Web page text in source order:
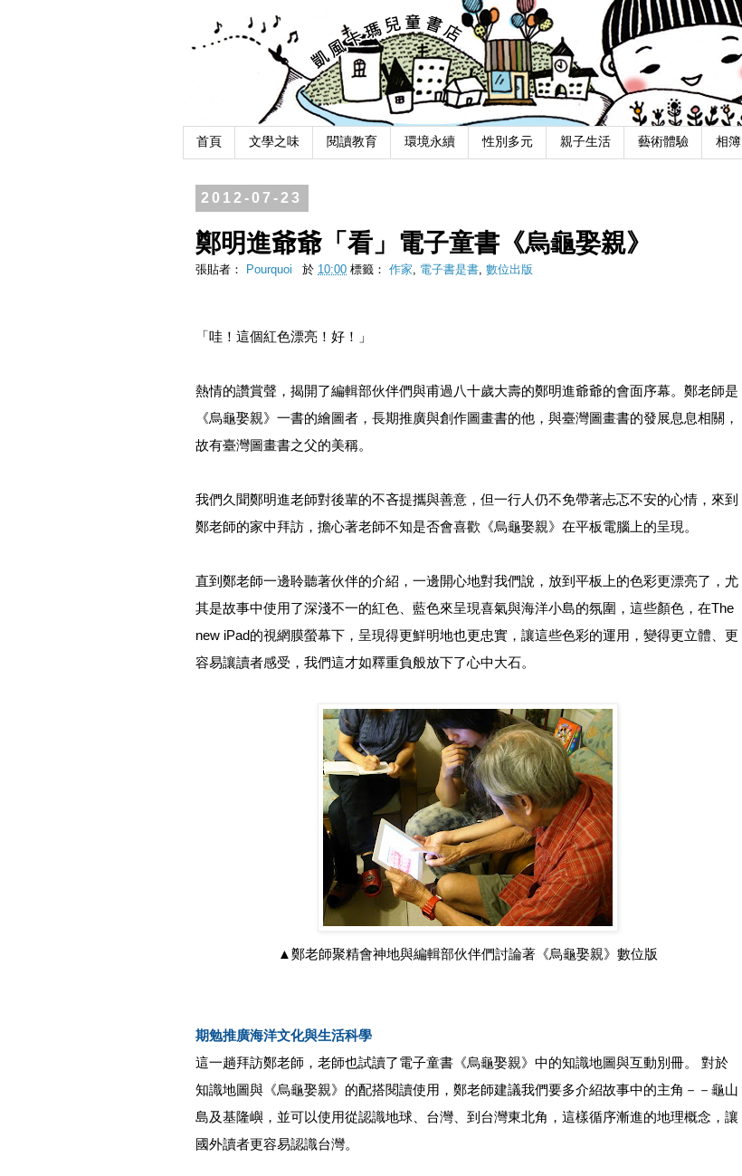
首頁 文學之味 閱讀教育 環境永續 性別多元 親子生活 藝術體驗 相簿
2012-07-23
鄭明進爺爺「看」電子童書《烏龜娶親》
張貼者： Pourquoi 於 10:00 標籤：作家 電子書是書 ,數位出版
「哇！這個紅色漂亮！好！」
熱情的讚賞聲，揭開了編輯部伙伴們與甫過八十歲大壽的鄭明進爺爺的會面序幕。 鄭老師是
《烏龜娶親》一書的繪圖者，長期推廣與創作圖畫書的他，與臺灣圖畫書的發展息息相關，
故有臺灣圖畫書之父的美稱。
我們久聞鄭明進老師對後輩的不吝提攜與善意，但一行人仍不免帶著忐忑不安的心情，來到
鄭老師的家中拜訪 ， 擔心著老師不知是否會喜歡《烏龜娶親》在平板電腦上的呈現。
直到鄭老師一邊聆聽著伙伴的介紹，一邊開心地對我們說，放到平板上的色彩更漂亮了，尤
其是故事中使用了深淺不一的紅色、藍色來呈現喜氣與海洋小島的氛圍，這些顏色，在The
new iPad的視網膜螢幕下，呈現得更鮮明地也更忠實，讓這些色彩的運用，變得更立體、更
容易讓讀者感受，我們這才如釋重負般放下了心中大石。
▲鄭老師聚精會神地與編輯部伙伴們討論著 《烏龜娶親》數位版
期勉推廣海洋文化與生活科學
這一趟拜訪鄭老師，老師也試讀了電子童書《烏龜娶親》中的知識地圖與互動別冊。 對於
知識地圖與《烏龜娶親》的配搭閱讀使用，鄭老師建議我們要多介紹故事中的主角－－龜山
島及基隆嶼，並可以使用從認識地球、台灣、到台灣東北角，這樣循序漸進的地理概念，讓
國外讀者更容易認識台灣。